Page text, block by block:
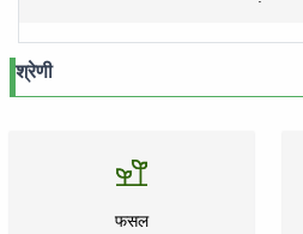
श्रेणी
फसल